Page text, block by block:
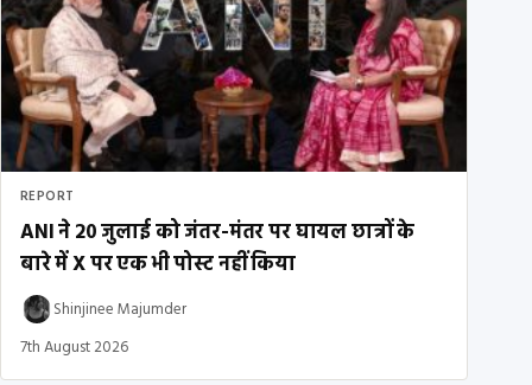
REPORT
ANI ने 20 जुलाई को जंतर-मंतर पर घायल छात्रों के
बारे में X पर एक भी पोस्ट नहीं किया
Shinjinee Majumder
7th August 2026